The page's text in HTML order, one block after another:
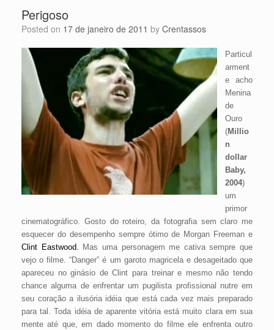
Perigoso
Posted on 17 de janeiro de 2011 by Crentassos
Particul
arment
e acho
Menina
de
Ouro
(Millio
n
dollar
Baby,
2004)
um
primor
cinematográfico. Gosto do roteiro, da fotografia sem claro me
esquecer do desempenho sempre ótimo de Morgan Freeman e
Clint Eastwood. Mas uma personagem me cativa sempre que
vejo o filme. “Danger” é um garoto magricela e desageitado que
apareceu no ginásio de Clint para treinar e mesmo não tendo
chance alguma de enfrentar um pugilista profissional nutre em
seu coração a ilusória idéia que está cada vez mais preparado
para tal. Toda idéia de aparente vitória está muito clara em sua
mente até que, em dado momento do filme ele enfrenta outro